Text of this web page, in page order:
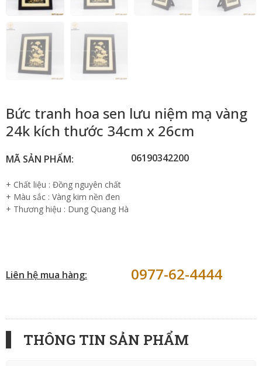
Bức tranh hoa sen lưu niệm mạ vàng
24k kích thước 34cm x 26cm
MÃ SẢN PHẨM: 06190342200
+ Chất liệu : Đồng nguyên chất
+ Màu sắc : Vàng kim nền đen
+ Thương hiệu : Dung Quang Hà
Liên hệ mua hàng: 0977-62-4444
THÔNG TIN SẢN PHẨM